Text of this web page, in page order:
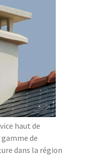
haut de
de
dans la région